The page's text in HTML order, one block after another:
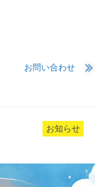
お問い合わせ
お知らせ